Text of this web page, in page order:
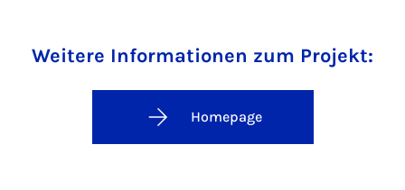
Weitere Informationen zum Projekt:
Homepage